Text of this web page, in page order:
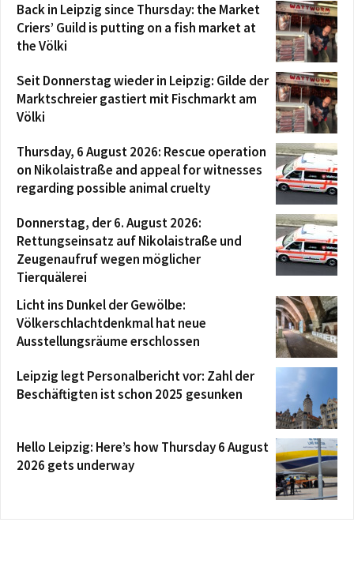
Back in Leipzig since Thursday: the Market
Criers’ Guild is putting on a fish market at
the Völki
Seit Donnerstag wieder in Leipzig: Gilde der
Marktschreier gastiert mit Fischmarkt am
Völki
Thursday, 6 August 2026: Rescue operation
on Nikolaistraße and appeal for witnesses
regarding possible animal cruelty
Donnerstag, der 6. August 2026:
Rettungseinsatz auf Nikolaistraße und
Zeugenaufruf wegen möglicher
Tierquälerei
Licht ins Dunkel der Gewölbe:
Völkerschlachtdenkmal hat neue
Ausstellungsräume erschlossen
Leipzig legt Personalbericht vor: Zahl der
Beschäftigten ist schon 2025 gesunken
Hello Leipzig: Here’s how Thursday 6 August
2026 gets underway